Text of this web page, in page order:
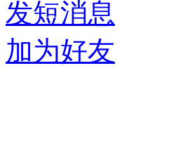
发短消息
加为好友